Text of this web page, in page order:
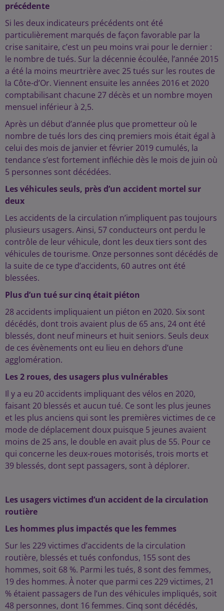
précédente
Si les deux indicateurs précédents ont été
particulièrement marqués de façon favorable par la
crise sanitaire, c’est un peu moins vrai pour le dernier :
le nombre de tués. Sur la décennie écoulée, l’année 2015
a été la moins meurtrière avec 25 tués sur les routes de
la Côte-d’Or. Viennent ensuite les années 2016 et 2020
comptabilisant chacune 27 décès et un nombre moyen
mensuel inférieur à 2,5.
Après un début d’année plus que prometteur où le
nombre de tués lors des cinq premiers mois était égal à
celui des mois de janvier et février 2019 cumulés, la
tendance s’est fortement infléchie dès le mois de juin où
5 personnes sont décédées.
Les véhicules seuls, près d’un accident mortel sur
deux
Les accidents de la circulation n’impliquent pas toujours
plusieurs usagers. Ainsi, 57 conducteurs ont perdu le
contrôle de leur véhicule, dont les deux tiers sont des
véhicules de tourisme. Onze personnes sont décédés de
la suite de ce type d’accidents, 60 autres ont été
blessées.
Plus d’un tué sur cinq était piéton
28 accidents impliquaient un piéton en 2020. Six sont
décédés, dont trois avaient plus de 65 ans, 24 ont été
blessés, dont neuf mineurs et huit seniors. Seuls deux
de ces évènements ont eu lieu en dehors d’une
agglomération.
Les 2 roues, des usagers plus vulnérables
Il y a eu 20 accidents impliquant des vélos en 2020,
faisant 20 blessés et aucun tué. Ce sont les plus jeunes
et les plus anciens qui sont les premières victimes de ce
mode de déplacement doux puisque 5 jeunes avaient
moins de 25 ans, le double en avait plus de 55. Pour ce
qui concerne les deux-roues motorisés, trois morts et
39 blessés, dont sept passagers, sont à déplorer.
Les usagers victimes d’un accident de la circulation
routière
Les hommes plus impactés que les femmes
Sur les 229 victimes d’accidents de la circulation
routière, blessés et tués confondus, 155 sont des
hommes, soit 68 %. Parmi les tués, 8 sont des femmes,
19 des hommes. À noter que parmi ces 229 victimes, 21
% étaient passagers de l’un des véhicules impliqués, soit
48 personnes, dont 16 femmes. Cinq sont décédés,